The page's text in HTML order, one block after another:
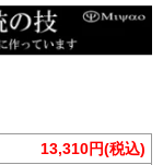
13,310円(税込)